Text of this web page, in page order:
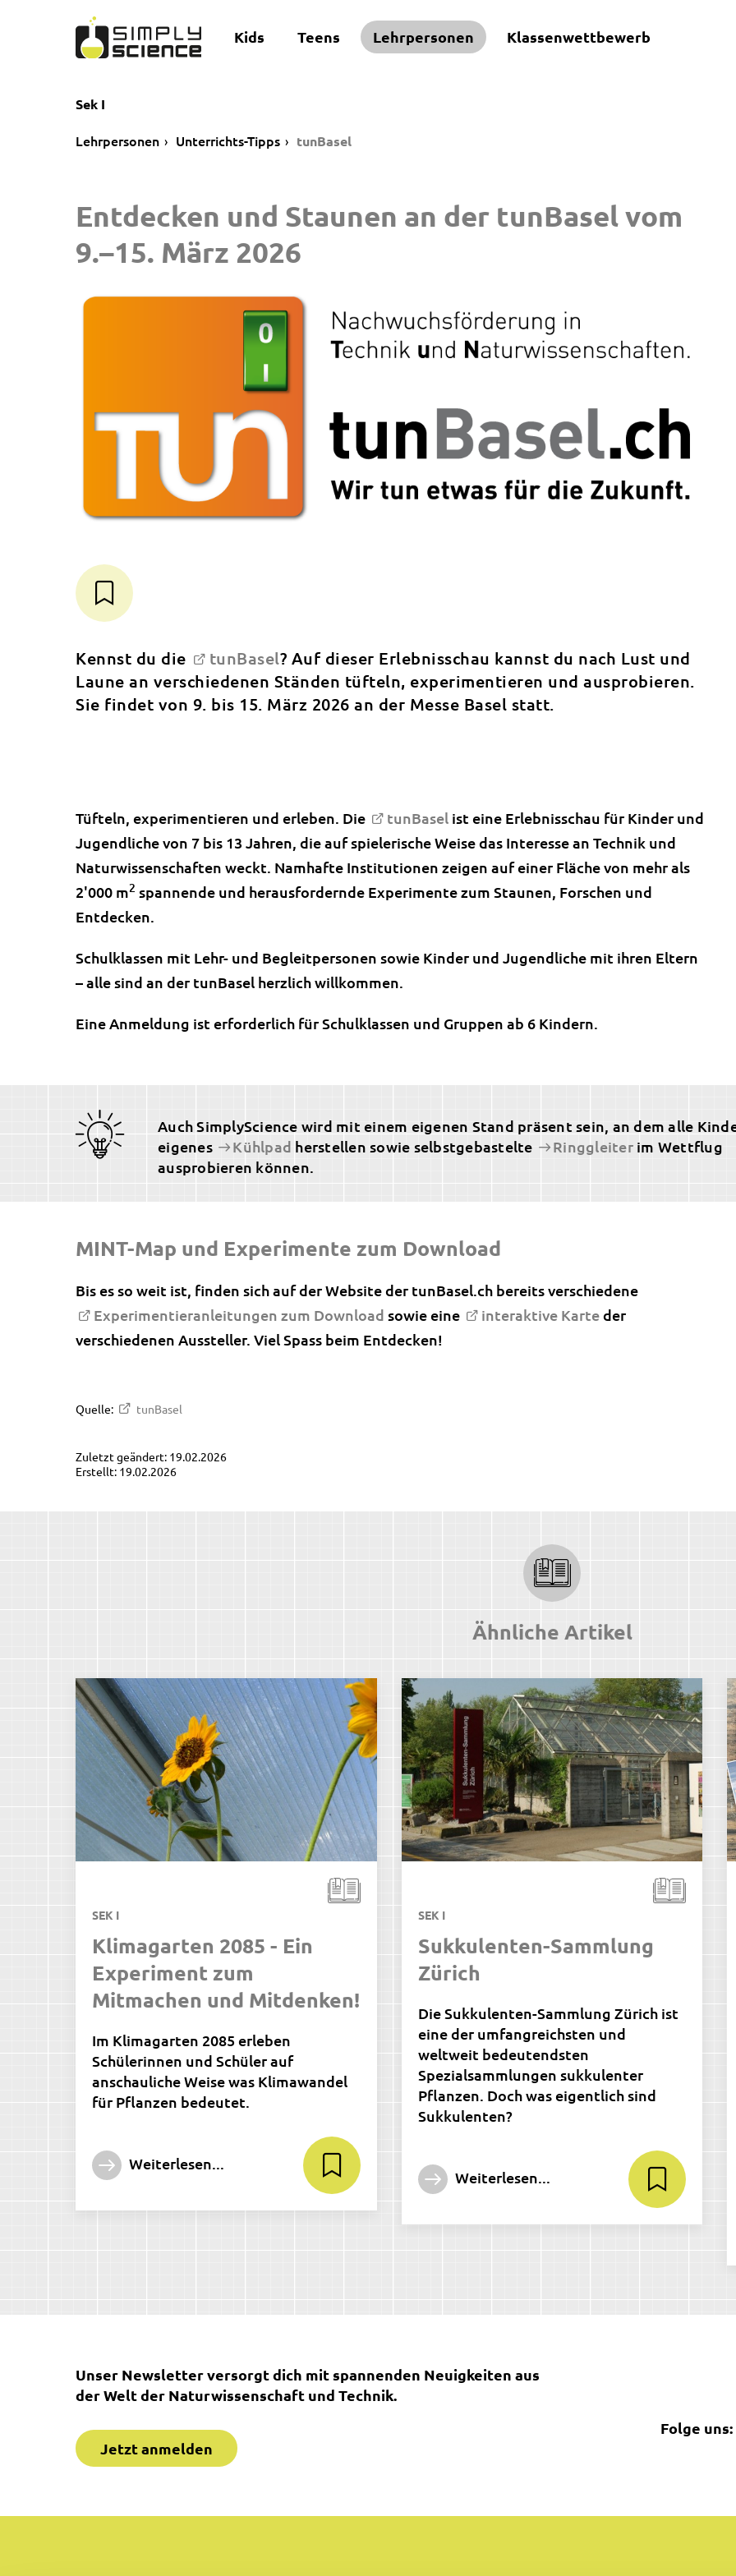
Kids Teens Lehrpersonen Klassenwettbewerb
Sek I
Lehrpersonen Unterrichts-Tipps tunBasel
Entdecken und Staunen an der tunBasel vom
9.–15. März 2026
Kennst du die tunBasel? Auf dieser Erlebnisschau kannst du nach Lust und
Laune an verschiedenen Ständen tüfteln, experimentieren und ausprobieren.
Sie findet von 9. bis 15. März 2026 an der Messe Basel statt.
Tüfteln, experimentieren und erleben. Die tunBasel ist eine Erlebnisschau für Kinder und
Jugendliche von 7 bis 13 Jahren, die auf spielerische Weise das Interesse an Technik und
Naturwissenschaften weckt. Namhafte Institutionen zeigen auf einer Fläche von mehr als
2'000 m2 spannende und herausfordernde Experimente zum Staunen, Forschen und
Entdecken.
Schulklassen mit Lehr- und Begleitpersonen sowie Kinder und Jugendliche mit ihren Eltern
– alle sind an der tunBasel herzlich willkommen.
Eine Anmeldung ist erforderlich für Schulklassen und Gruppen ab 6 Kindern.
Auch SimplyScience wird mit einem eigenen Stand präsent sein, an dem alle
eigenes
Kühlpad herstellen sowie selbstgebastelte Ringgleiterim Wettflug
ausprobieren können.
MINT-Map und Experimente zum Download
Bis es so weit ist, finden sich auf der Website der tunBasel.ch bereits verschiedene
Experimentieranleitungen zum Download sowie eine interaktive Karteder
verschiedenen Aussteller. Viel Spass beim Entdecken!
Quelle: tunBasel
Zuletzt geändert: 19.02.2026
Erstellt: 19.02.2026
Ähnliche Artikel
SEK I
Klimagarten 2085 -­ Ein
Experiment zum
Mitmachen und Mitdenken!
Im Klimagarten 2085 erleben
Schülerinnen und Schüler auf
anschauliche Weise was Klimawandel
für Pflanzen bedeutet.
Weiterlesen...
SEK I
Sukkulenten-Sammlung
Zürich
Die Sukkulenten-Sammlung Zürich ist
eine der umfangreichsten und
weltweit bedeutendsten
Spezialsammlungen sukkulenter
Pflanzen. Doch was eigentlich sind
Sukkulenten?
Weiterlesen...
Unser Newsletter versorgt dich mit spannenden Neuigkeiten aus
der Welt der Naturwissenschaft und Technik.
Jetzt anmelden
Folge uns: